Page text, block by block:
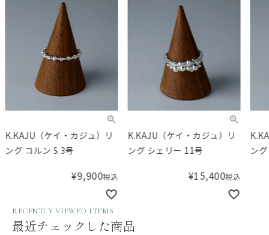
K.KAJU（ケイ・カジュ）リ
ング コルン S 3号
¥9,900税込
K.KAJU（ケイ・カジュ）リ
ング シェリー 11号
¥15,400税込
ン
RECENTLY VIEWED ITEMS
最近チェックした商品